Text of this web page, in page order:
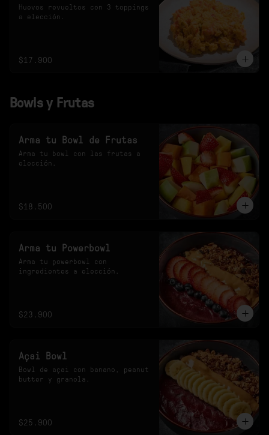
Huevos revueltos con 3 toppings
a elección.
$17.900
Bowls y Frutas
Arma tu Bowl de Frutas
Arma tu bowl con las frutas a
elección.
$18.500
Arma tu Powerbowl
Arma tu powerbowl con
ingredientes a elección.
$23.900
Açai Bowl
Bowl de açai con banano, peanut
butter y granola.
$25.900